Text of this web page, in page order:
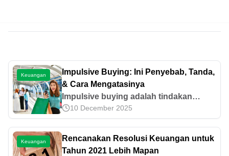
Keuangan
Impulsive Buying: Ini Penyebab, Tanda,
& Cara Mengatasinya
Impulsive buying adalah tindakan
membeli barang tanpa pertimbangan
terlebih dahulu yang disebabkan oleh
beragam faktor. Ketahui informasinya di
sini!
10 December 2025
Keuangan
Rencanakan Resolusi Keuangan untuk
Tahun 2021 Lebih Mapan